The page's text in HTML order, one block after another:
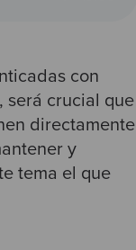
con
será crucial que
directamente
y
tema el que